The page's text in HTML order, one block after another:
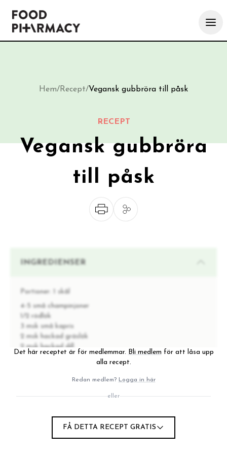
Hem/Recept/Vegansk gubbröra till påsk
RECEPT
Vegansk gubbröra
till påsk
INGREDIENSER
Portioner:
1 skål
4-5 små champinjoner
1/2 rödlök
3 msk små kapris
2 msk hackad gräslök
2 msk hackad dill
1 dl havrefraiche
1-2 tsk dijonsenap
1 tsk honung
Förslag på topping
Det här receptet är för medlemmar. Bli medlem för att låsa upp
alla recept.
Redan medlem? Logga in här
eller
FÅ DETTA RECEPT GRATIS